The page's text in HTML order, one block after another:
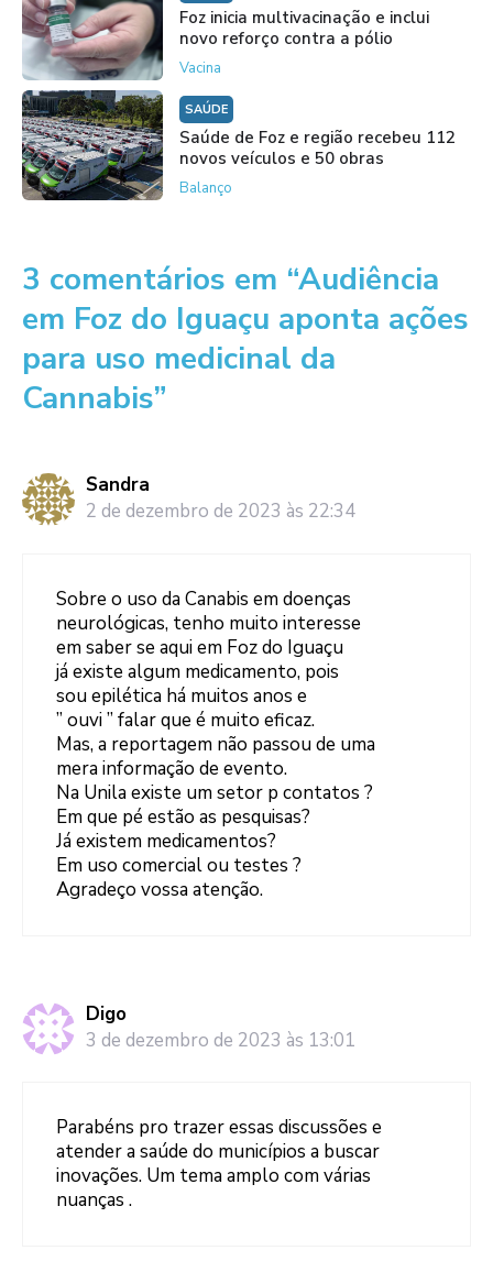
Foz inicia multivacinação e inclui
novo reforço contra a pólio
Vacina
SAÚDE
Saúde de Foz e região recebeu 112
novos veículos e 50 obras
Balanço
3 comentários em “Audiência
em Foz do Iguaçu aponta ações
para uso medicinal da
Cannabis”
Sandra
2 de dezembro de 2023 às 22:34
Sobre o uso da Canabis em doenças
neurológicas, tenho muito interesse
em saber se aqui em Foz do Iguaçu
já existe algum medicamento, pois
sou epilética há muitos anos e
” ouvi ” falar que é muito eficaz.
Mas, a reportagem não passou de uma
mera informação de evento.
Na Unila existe um setor p contatos ?
Em que pé estão as pesquisas?
Já existem medicamentos?
Em uso comercial ou testes ?
Agradeço vossa atenção.
Digo
3 de dezembro de 2023 às 13:01
Parabéns pro trazer essas discussões e
atender a saúde do municípios a buscar
inovações. Um tema amplo com várias
nuanças .